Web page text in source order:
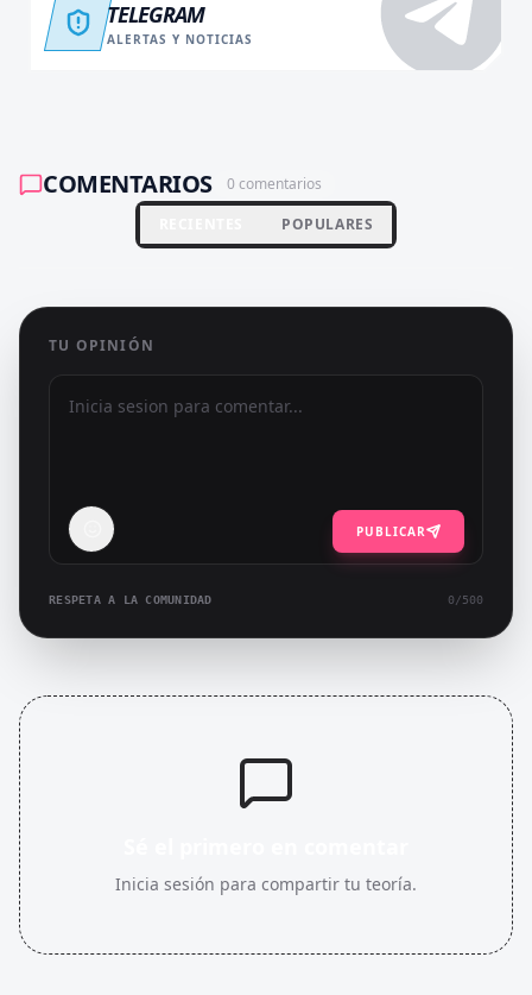
TELEGRAM
ALERTAS Y NOTICIAS
COMENTARIOS 0 comentarios
POPULARES
TU OPINIÓN
PUBLICAR
RESPETA A LA COMUNIDAD 0/500
Inicia sesión para compartir tu teoría.